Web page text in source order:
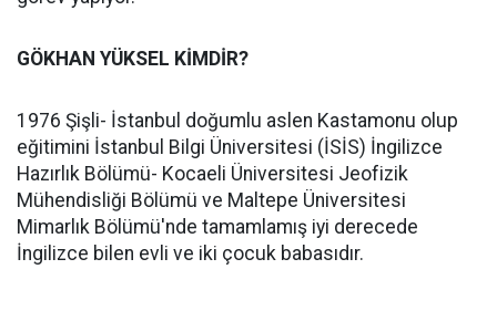
GÖKHAN YÜKSEL KİMDİR?
1976 Şişli- İstanbul doğumlu aslen Kastamonu olup
eğitimini İstanbul Bilgi Üniversitesi (İSİS) İngilizce
Hazırlık Bölümü- Kocaeli Üniversitesi Jeofizik
Mühendisliği Bölümü ve Maltepe Üniversitesi
Mimarlık Bölümü'nde tamamlamış iyi derecede
İngilizce bilen evli ve iki çocuk babasıdır.